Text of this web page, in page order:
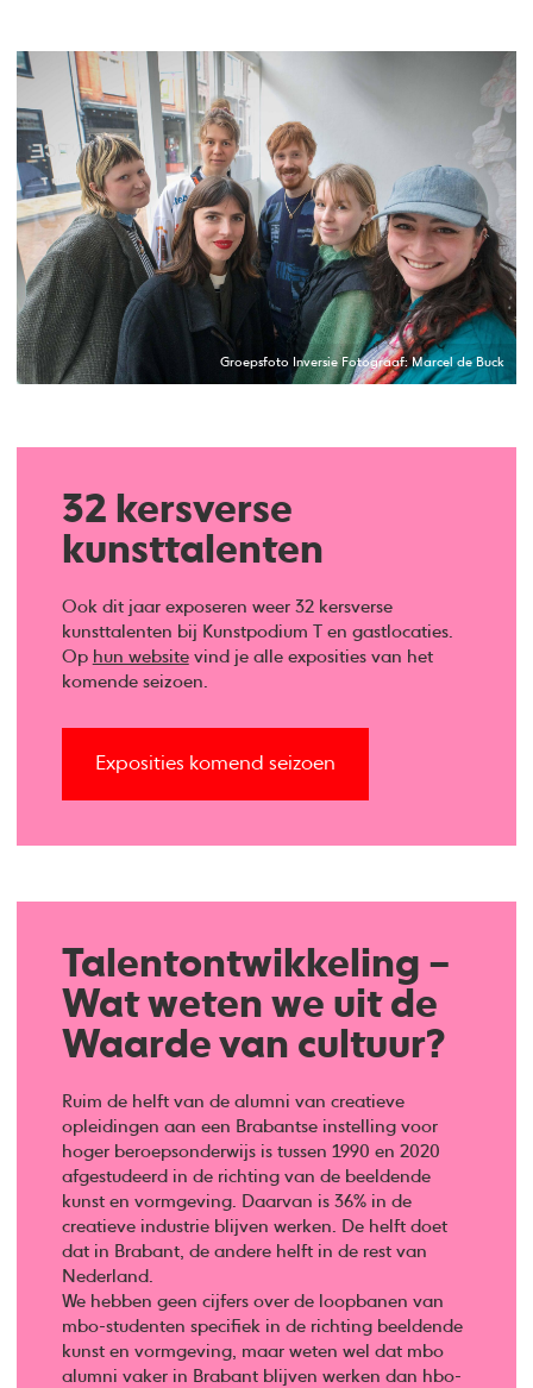
Groepsfoto Inversie Fotograaf: Marcel de Buck
32 kersverse
kunsttalenten
Ook dit jaar exposeren weer 32 kersverse
kunsttalenten bij Kunstpodium T en gastlocaties.
Op hun websitevind je alle exposities van het
komende seizoen.
Exposities komend seizoen
Talentontwikkeling –
Wat weten we uit de
Waarde van cultuur?
Ruim de helft van de alumni van creatieve
opleidingen aan een Brabantse instelling voor
hoger beroepsonderwijs is tussen 1990 en 2020
afgestudeerd in de richting van de beeldende
kunst en vormgeving. Daarvan is 36% in de
creatieve industrie blijven werken. De helft doet
dat in Brabant, de andere helft in de rest van
Nederland.
We hebben geen cijfers over de loopbanen van
mbo-studenten specifiek in de richting beeldende
kunst en vormgeving, maar weten wel dat mbo
alumni vaker in Brabant blijven werken dan hbo-